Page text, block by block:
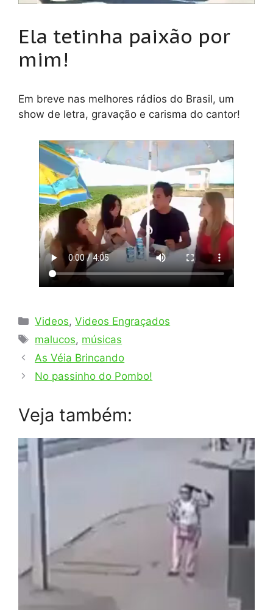
Ela tetinha paixão por
mim!
Em breve nas melhores rádios do Brasil, um
show de letra, gravação e carisma do cantor!
Categorias
Videos,Videos Engraçados
Tags
malucos, músicas
As Véia Brincando
No passinho do Pombo!
Veja também: